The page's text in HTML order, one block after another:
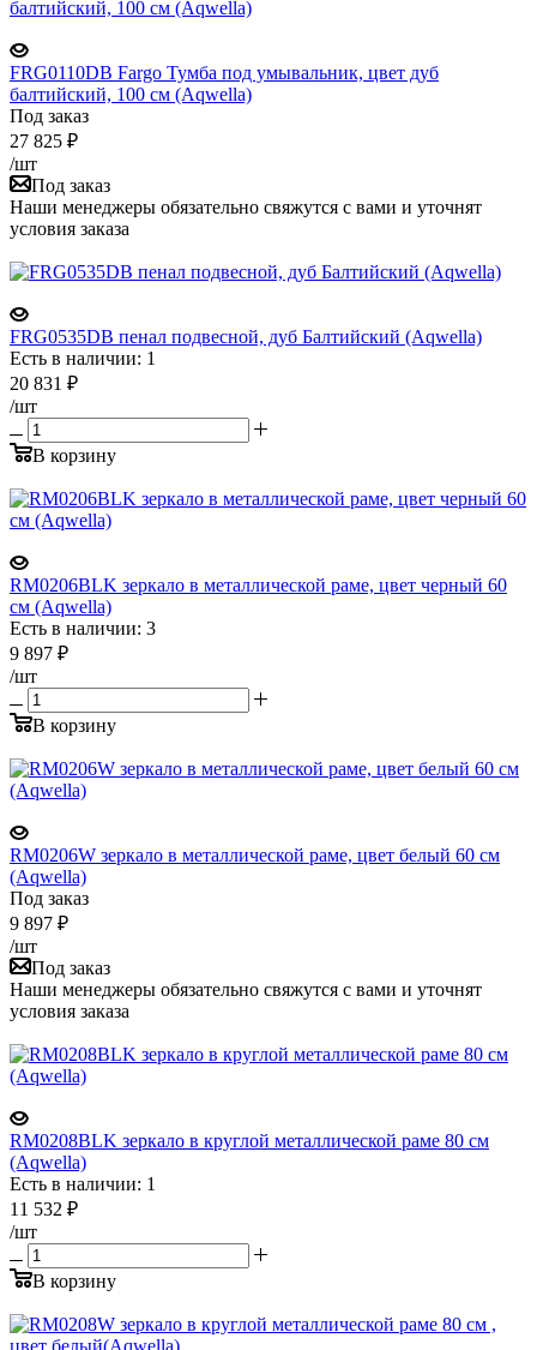
FRG0110DB Fargo Тумба под умывальник, цвет дуб
балтийский, 100 см (Aqwella)
Под заказ
27 825 ₽
/шт
Под заказ
Наши менеджеры обязательно свяжутся с вами и уточнят
условия заказа
FRG0535DB пенал подвесной, дуб Балтийский (Aqwella)
Есть в наличии: 1
20 831 ₽
/шт
В корзину
RM0206BLK зеркало в металлической раме, цвет черный 60
см (Aqwella)
Есть в наличии: 3
9 897 ₽
/шт
В корзину
RM0206W зеркало в металлической раме, цвет белый 60 см
(Aqwella)
Под заказ
9 897 ₽
/шт
Под заказ
Наши менеджеры обязательно свяжутся с вами и уточнят
условия заказа
RM0208BLK зеркало в круглой металлической раме 80 см
(Aqwella)
Есть в наличии: 1
11 532 ₽
/шт
В корзину